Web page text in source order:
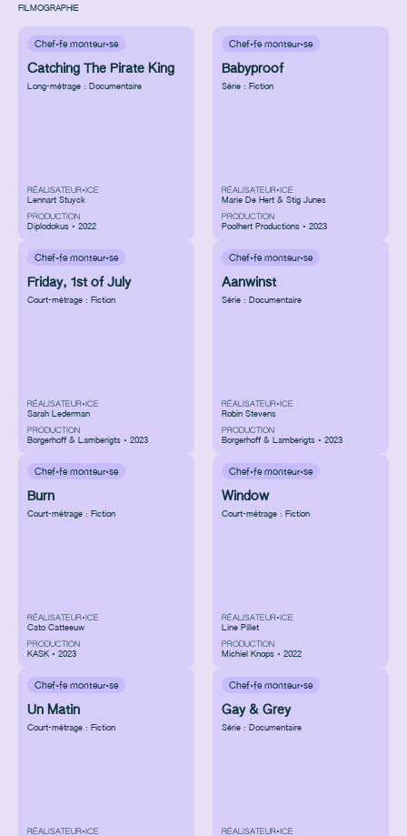
FILMOGRAPHIE
Chef·fe monteur·se
Catching The Pirate King
Long-métrage : Documentaire
RÉALISATEUR•ICE
Lennart Stuyck
PRODUCTION
Diplodokus • 2022
Chef·fe monteur·se
Babyproof
Série : Fiction
RÉALISATEUR•ICE
Marie De Hert & Stig Junes
PRODUCTION
Poolhert Productions • 2023
Chef·fe monteur·se
Friday, 1st of July
Court-métrage : Fiction
RÉALISATEUR•ICE
Sarah Lederman
PRODUCTION
Borgerhoff & Lamberigts • 2023
Chef·fe monteur·se
Aanwinst
Série : Documentaire
RÉALISATEUR•ICE
Robin Stevens
PRODUCTION
Borgerhoff & Lamberigts • 2023
Chef·fe monteur·se
Burn
Court-métrage : Fiction
RÉALISATEUR•ICE
Cato Catteeuw
PRODUCTION
KASK • 2023
Chef·fe monteur·se
Window
Court-métrage : Fiction
RÉALISATEUR•ICE
Line Pillet
PRODUCTION
Michiel Knops • 2022
Chef·fe monteur·se
Un Matin
Court-métrage : Fiction
RÉALISATEUR•ICE
Chef·fe monteur·se
Gay & Grey
Série : Documentaire
RÉALISATEUR•ICE